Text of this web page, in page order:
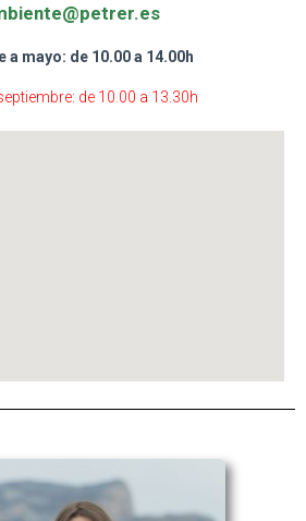
a mayo: de 10.00 a 14.00h
de 10.00 a 13.30h